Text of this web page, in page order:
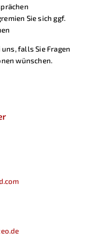
Sie sich ggf.
falls Sie Fragen
wünschen.